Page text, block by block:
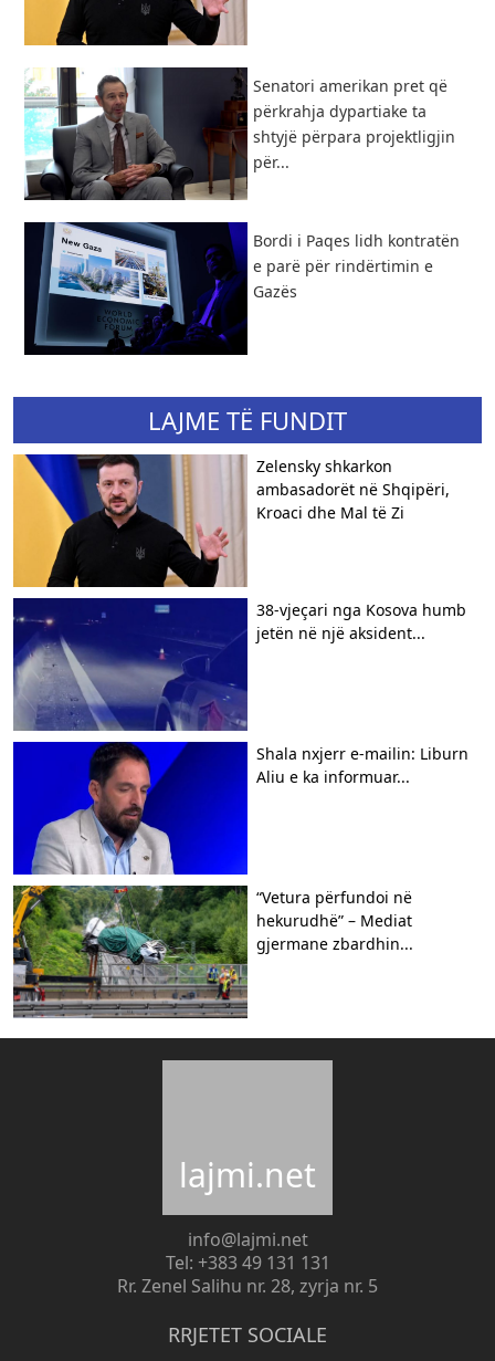
Senatori amerikan pret që
përkrahja dypartiake ta
shtyjë përpara projektligjin
për...
Bordi i Paqes lidh kontratën
e parë për rindërtimin e
Gazës
LAJME TË FUNDIT
Zelensky shkarkon
ambasadorët në Shqipëri,
Kroaci dhe Mal të Zi
38-vjeçari nga Kosova humb
jetën në një aksident...
Shala nxjerr e-mailin: Liburn
Aliu e ka informuar...
“Vetura përfundoi në
hekurudhë” – Mediat
gjermane zbardhin...
lajmi.net
info@lajmi.net
Tel: +383 49 131 131
Rr. Zenel Salihu nr. 28, zyrja nr. 5
RRJETET SOCIALE